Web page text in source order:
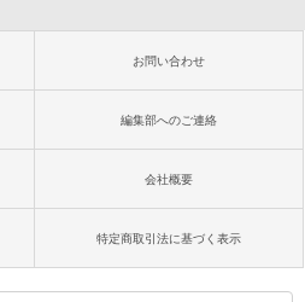
お問い合わせ
編集部へのご連絡
会社概要
特定商取引法に基づく表示